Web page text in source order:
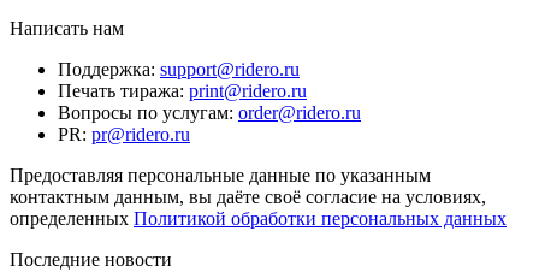
Написать нам
Поддержка: support@ridero.ru
Печать тиража: print@ridero.ru
Вопросы по услугам: order@ridero.ru
PR: pr@ridero.ru
Предоставляя персональные данные по указанным
контактным данным, вы даёте своё согласие на условиях,
определенных Политикой обработки персональных данных
Последние новости